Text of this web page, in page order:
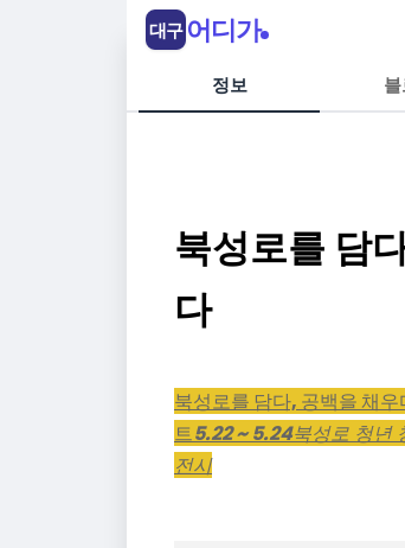
정보
북성로를 담
다
북성로를 담다, 공백을 채우
트5.22 ~ 5.24북성로 청년
전시
대구 어디가